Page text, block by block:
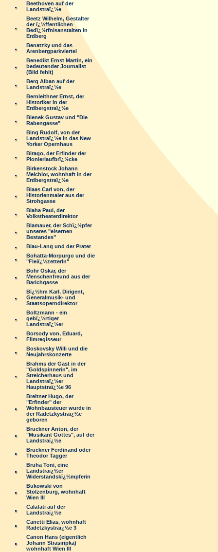
Beethoven auf der
Landstraï¿½e
Beetz Wilhelm, Gestalter
der ï¿½ffentlichen
Bedï¿½rfnisanstalten in
Erdberg
Benatzky und das
Arenbergparkviertel
Benedikt Ernst Martin, ein
bedeutender Journalist
(Bild fehlt)
Berg Alban auf der
Landstraï¿½e
Bernleithner Ernst, der
Historiker in der
Erdbergstraï¿½e
Bienek Gustav und "Die
Rabengasse"
Bing Rudolf, von der
Landstraï¿½e in das New
Yorker Opernhaus
Birago, der Erfinder der
Pionierlaufbrï¿½cke
Birkenstock Johann
Melchior, wohnhaft in der
Erdbergstraï¿½e
Blaas Carl von, der
Historienmaler aus der
Strohgasse
Blaha Paul, der
Volkstheaterdirektor
Blamauer, der Schï¿½pfer
unseres "eisernen
Bestandes"
Blau-Lang und der Prater
Bohatta-Morpurgo und die
"Fleiï¿½zetterln"
Bohr Oskar, der
Menschenfreund aus der
Barichgasse
Bï¿½hm Karl, Dirigent,
Generalmusik- und
Staatsoperndirektor
Boltzmann - ein
gebï¿½rtiger
Landstraï¿½er
Borsody von, Eduard,
Filmregisseur
Boskovsky Willi und die
Neujahrskonzerte
Brahms der Gast in der
"Goldspinnerin", im
Streicherhaus und
Landstraï¿½er
Hauptstraï¿½e 96
Breitner Hugo, der
"Erfinder" der
Wohnbausteuer wurde in
der Radetzkystraï¿½e
geboren
Bruckner Anton, der
"Musikant Gottes", auf der
Landstraï¿½e
Bruckner Ferdinand oder
Theodor Tagger
Bruha Toni, eine
Landstraï¿½er
Widerstandskï¿½mpferin
Bukowski von
Stolzenburg, wohnhaft
Wien III
Calafati auf der
Landstraï¿½e
Canetti Elias, wohnhaft
Radetzkystraï¿½e 3
Canon Hans (eigentlich
Johann Strasiripka)
wohnhaft Wien III